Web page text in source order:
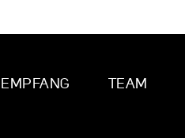
EMPFANG TEAM